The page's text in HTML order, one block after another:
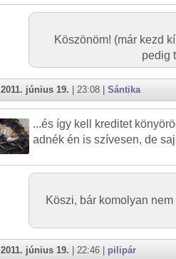
Köszönöm! (már kezd
pedig
2011. június 19. | 23:08 | Sántika
...és így kell kreditet
adnék én is szívesen, de
Köszi, bár komolyan
2011. június 19. | 22:46 | pilipár